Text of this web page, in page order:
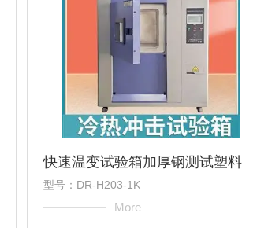
快速温变试验箱加厚钢测试塑料
型号：DR-H203-1K
More